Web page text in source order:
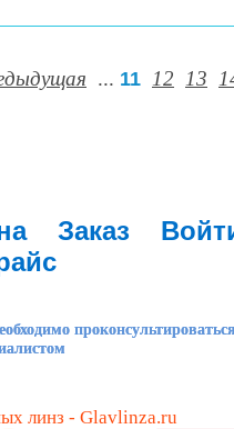
... 11 12 13
Заказ
линз - Glavlinza.ru